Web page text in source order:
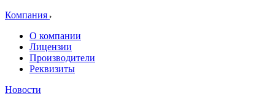
Компания
О компании
Лицензии
Производители
Реквизиты
Новости